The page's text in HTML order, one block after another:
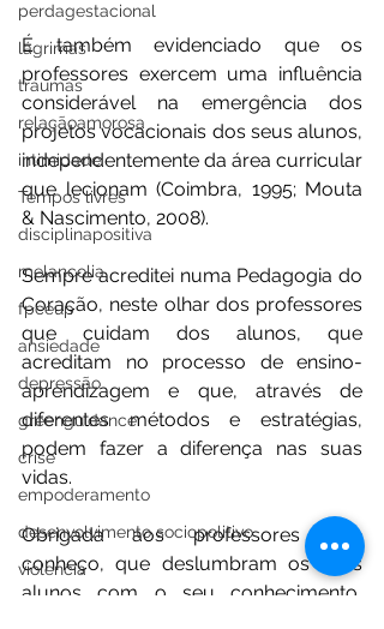
perdagestacional
lágrimas
traumas
relaçãoamorosa
intimidade
Tempos livres
disciplinapositiva
melancolia
fpceup
ansiedade
depressão
greenguidance
crise
empoderamento
desenvolvimento sociopolitivo
violencia
É também evidenciado que os
professores exercem uma influência
considerável na emergência dos
projetos vocacionais dos seus alunos,
independentemente da área curricular
que lecionam (Coimbra, 1995; Mouta
& Nascimento, 2008).
Sempre acreditei numa Pedagogia do
Coração, neste olhar dos professores
que cuidam dos alunos, que
acreditam no processo de ensino-
aprendizagem e que, através de
diferentes métodos e estratégias,
podem fazer a diferença nas suas
vidas.
Obrigada aos professores que
conheço, que deslumbram os seus
alunos com o seu conhecimento,